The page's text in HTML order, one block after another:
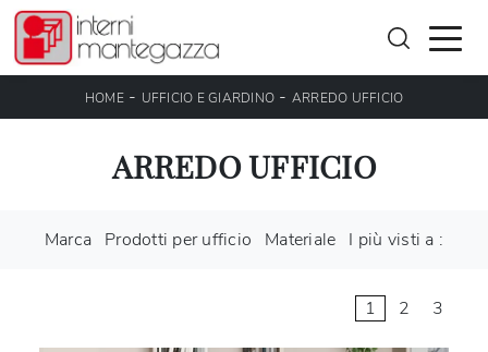
HOME- UFFICIO E GIARDINO - ARREDO UFFICIO
ARREDO UFFICIO
Marca Prodotti per ufficio Materiale I più visti a :
1 2 3